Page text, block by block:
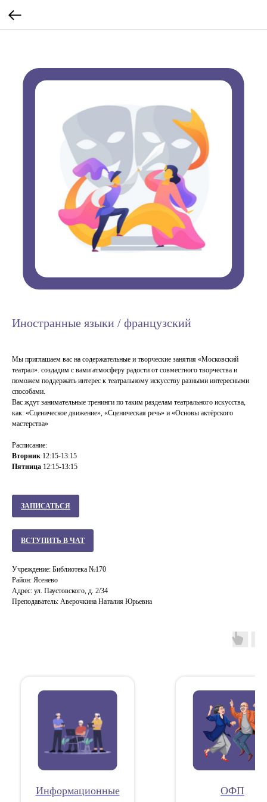
Иностранные языки / французский
Мы приглашаем вас на содержательные и творческие занятия «Московский
театрал». создадим с вами атмосферу радости от совместного творчества и
поможем поддержать интерес к театральному искусству разными интересными
способами.
Вас ждут занимательные тренинги по таким разделам театрального искусства,
как: «Сценическое движение», «Сценическая речь» и «Основы актёрского
мастерства»
Расписание:
Вторник 12:15-13:15
Пятница 12:15-13:15
ЗАПИСАТЬСЯ
ВСТУПИТЬ В ЧАТ
Учреждение: Библиотека №170
Район: Ясенево
Адрес: ул. Паустовского, д. 2/34
Преподаватель: Аверочкина Наталия Юрьевна
Информационные
ОФП